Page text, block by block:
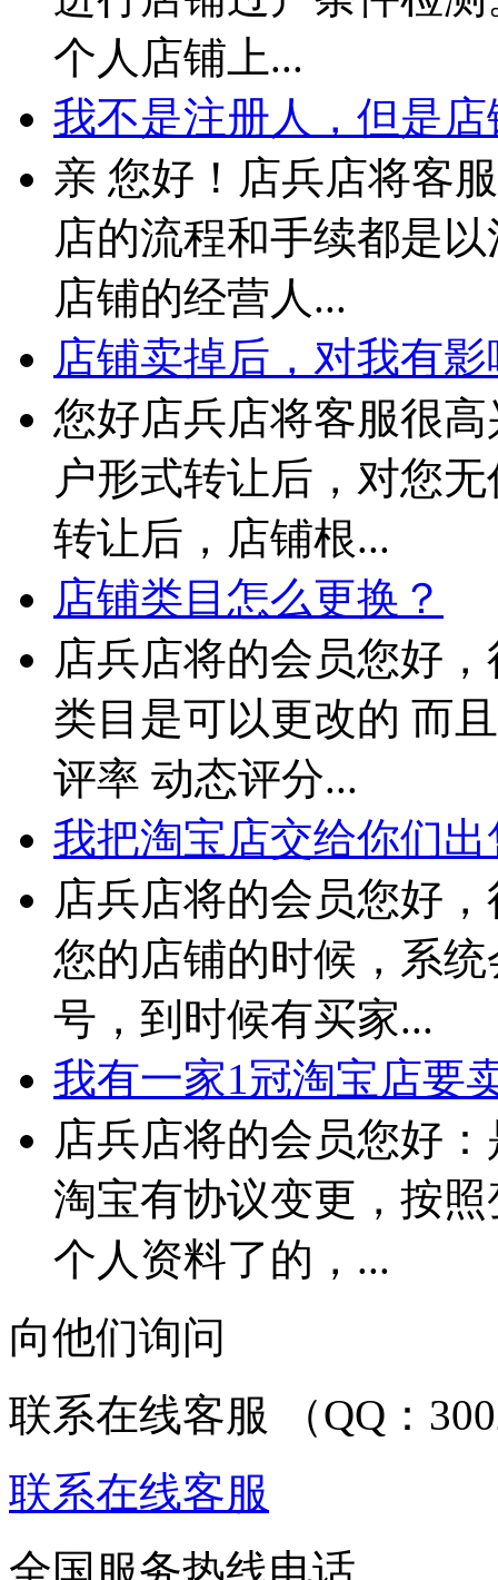
个人店铺上...
我不是注册人，但是
亲 您好！店兵店将客
店的流程和手续都是
店铺的经营人...
店铺卖掉后，对我有
您好店兵店将客服很
户形式转让后，对您
转让后，店铺根...
店铺类目怎么更换？
店兵店将的会员您好
类目是可以更改的 而
评率 动态评分...
我把淘宝店交给你们
店兵店将的会员您好
您的店铺的时候，系
号，到时候有买家...
我有一家1冠淘宝店要
店兵店将的会员您好
淘宝有协议变更，按
个人资料了的，...
向他们询问
联系在线客服 （QQ：
联系在线客服
全国服务热线电话